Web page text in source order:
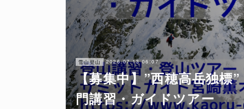
雪山登山 2026.07.13 06:07
【募集中】”西穂高岳独標
門講習・ガイドツアー